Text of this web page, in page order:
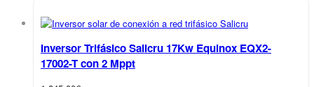
Inversor Trifásico Salicru 17Kw Equinox EQX2-
17002-T con 2 Mppt